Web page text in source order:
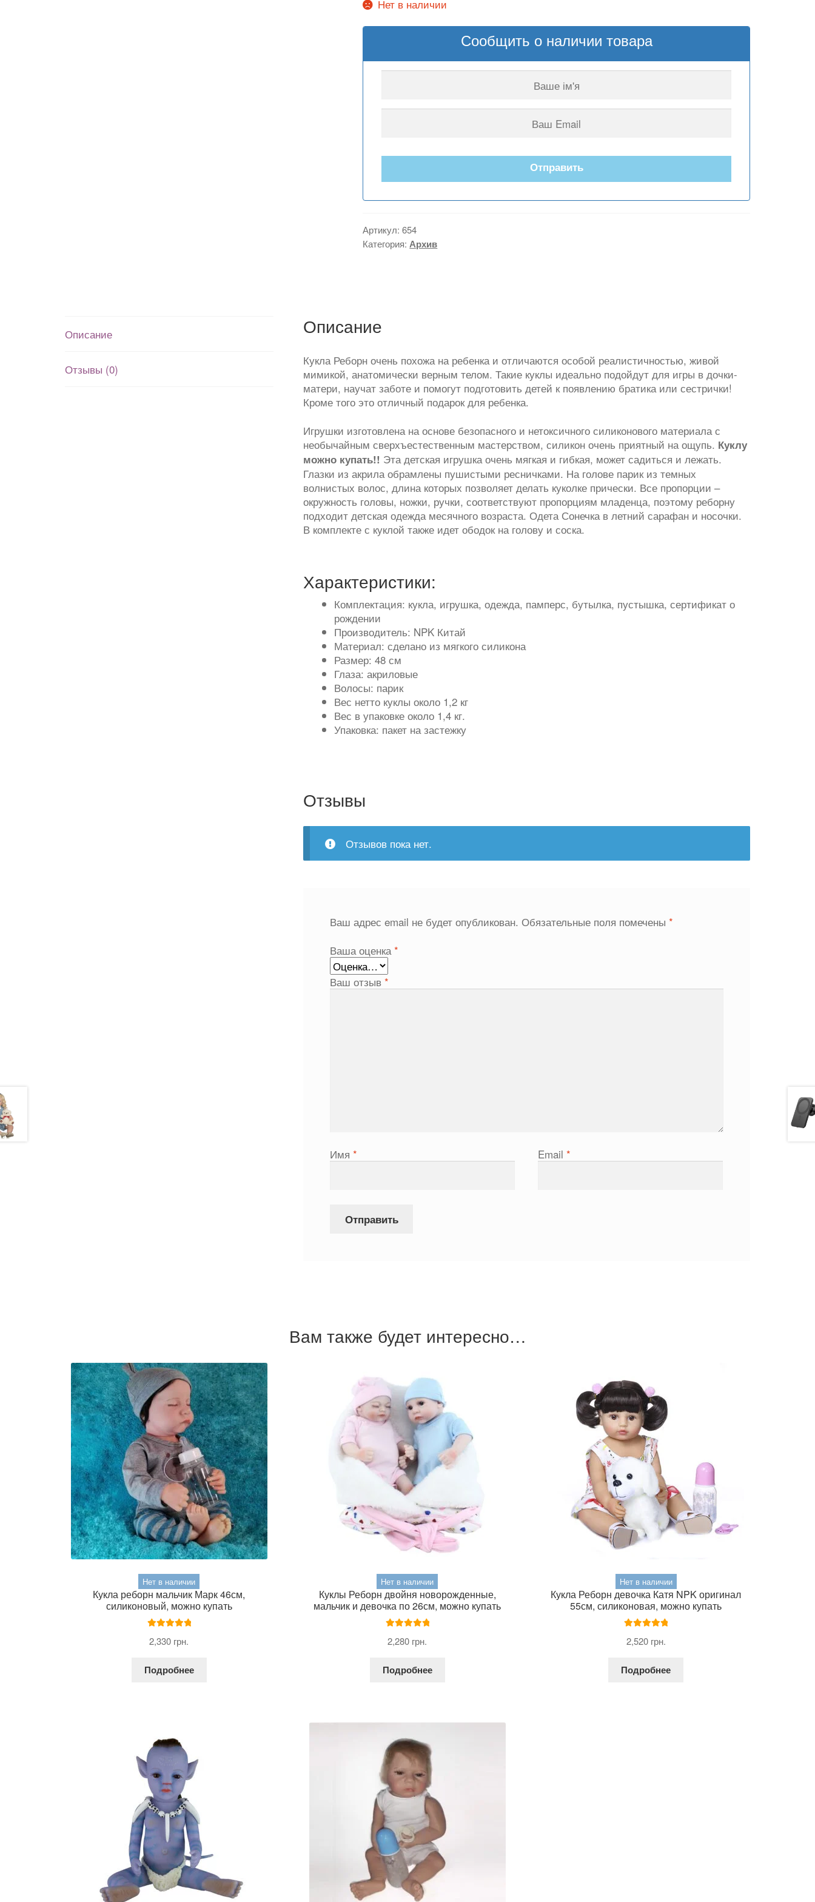
составляла
3,010 грн..
Нет в наличии
Сообщить о наличии товара
Отправить
Артикул:654
Категория: Архив
Описание
Отзывы (0)
Описание
Кукла Реборн очень похожа на ребенка и отличаются особой реалистичностью, живой
мимикой, анатомически верным телом. Такие куклы идеально подойдут для игры в дочки-
матери, научат заботе и помогут подготовить детей к появлению братика или сестрички!
Кроме того это отличный подарок для ребенка.
Игрушки изготовлена ​​на основе безопасного и нетоксичного силиконового материала с
необычайным сверхъестественным мастерством, силикон очень приятный на ощупь. Куклу
можно купать!! Эта детская игрушка очень мягкая и гибкая, может садиться и лежать.
Глазки из акрила обрамлены пушистыми ресничками. На голове парик из темных
волнистых волос, длина которых позволяет делать куколке прически. Все пропорции –
окружность головы, ножки, ручки, соответствуют пропорциям младенца, поэтому реборну
подходит детская одежда месячного возраста. Одета Сонечка в летний сарафан и носочки.
В комплекте с куклой также идет ободок на голову и соска.
Характеристики:
Комплектация: кукла, игрушка, одежда, памперс, бутылка, пустышка, сертификат о
рождении
Производитель: NPK Китай
Материал: сделано из мягкого силикона
Размер: 48 см
Глаза: акриловые
Волосы: парик
Вес нетто куклы около 1,2 кг
Вес в упаковке около 1,4 кг.
Упаковка: пакет на застежку
Отзывы
Отзывов пока нет.
Ваш адрес email не будет опубликован. Обязательные поля помечены*
Ваша оценка*
Ваш отзыв*
Имя* Email*
Вам также будет интересно…
Нет в наличии
Кукла реборн мальчик Марк 46см,
силиконовый, можно купать
из 5
2,330 грн.
Подробнее
Нет в наличии
Куклы Реборн двойня новорожденные,
мальчик и девочка по 26см, можно купать
из 5
2,280 грн.
Подробнее
Нет в наличии
Кукла Реборн девочка Катя NPK оригинал
55см, силиконовая, можно купать
из 5
2,520 грн.
Подробнее